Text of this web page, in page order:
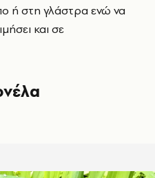
ή στη γλάστρα ενώ να
και σε